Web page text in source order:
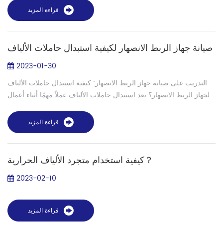
والشركات الهند...
قراءة المزيد
صيانة جهاز الربط الانصهار لكيفية استبدال حاملات الألياف
2023-01-30
التدريب على صيانة جهاز الربط الانصهار: كيفية استبدال حاملات الألياف
لجهاز الربط الانصهار؟ يعد استبدال حاملات الألياف عملاً مهمًا أثناء أعمال
قراءة المزيد
كيفية استخدام متجرد الألياف الحرارية？
2023-02-10
قراءة المزيد